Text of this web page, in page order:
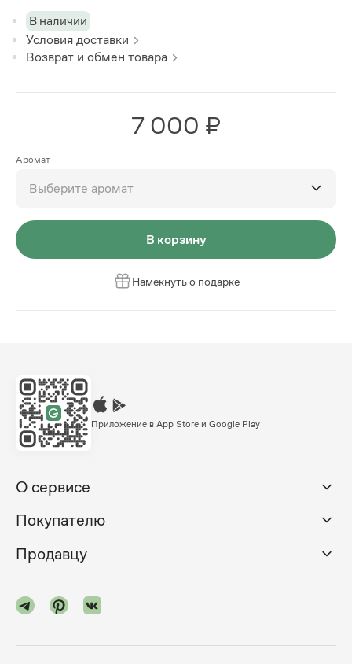
В наличии
Условия доставки
Возврат и обмен товара
7 000 ₽
Аромат
Выберите аромат
В корзину
Намекнуть о подарке
Приложение в App Store и Google Play
О сервисе
Покупателю
Продавцу